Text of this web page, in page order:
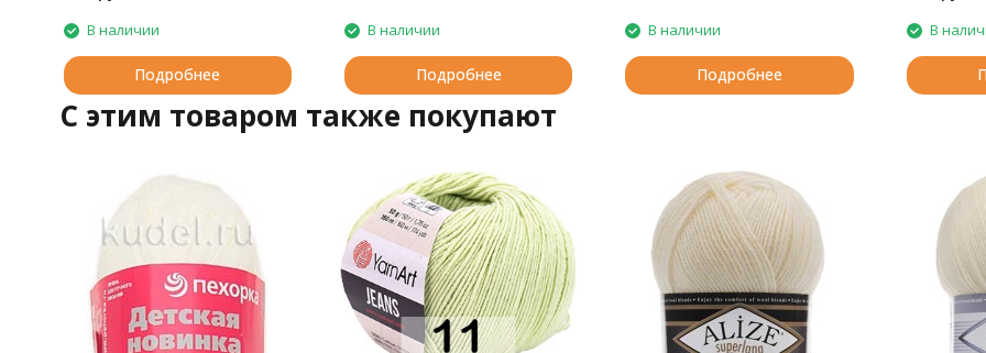
В наличии
Подробнее
В наличии
Подробнее
В наличии
Подробнее
В
C этим товаром также покупают